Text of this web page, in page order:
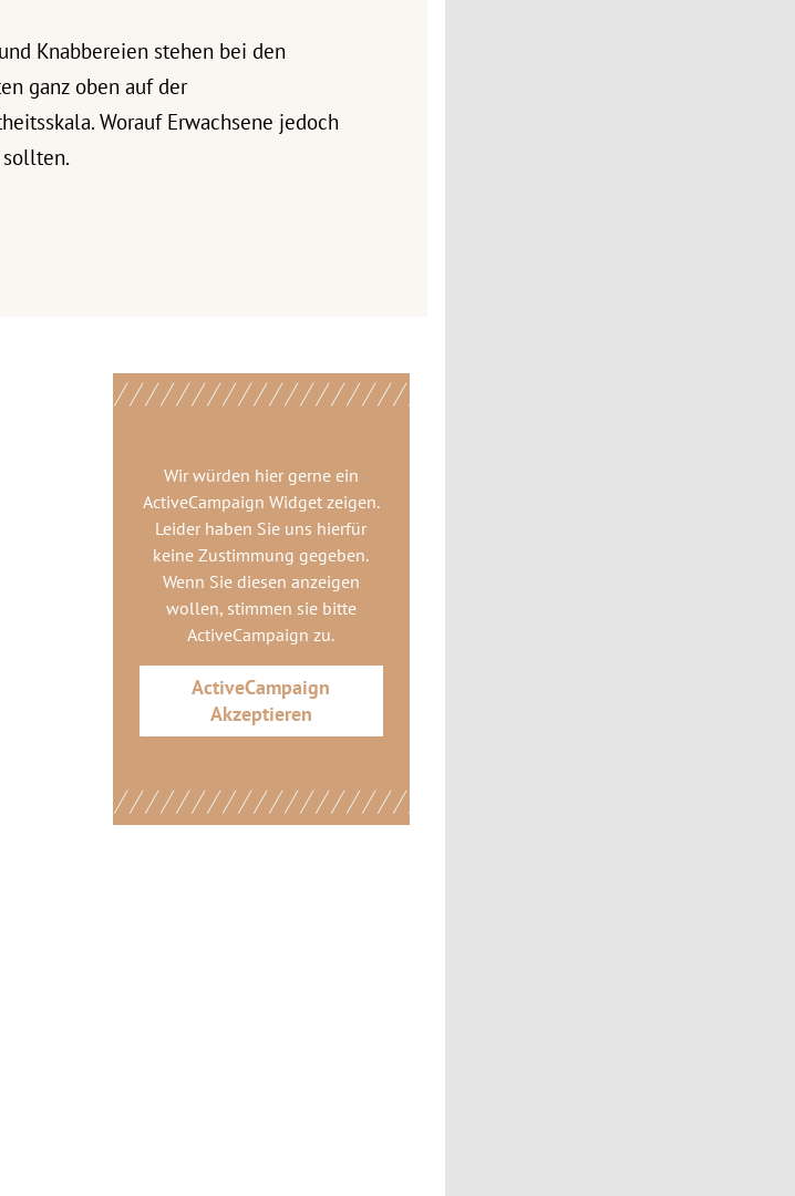
Knabbereien stehen bei den
ganz oben auf der
Worauf Erwachsene jedoch
Wir würden hier gerne ein
ActiveCampaign Widgetzeigen.
Leider haben Sie uns hierfür
keine Zustimmung gegeben.
Wenn Sie diesen anzeigen
wollen, stimmen sie bitte
ActiveCampaign zu.
ActiveCampaign
Akzeptieren